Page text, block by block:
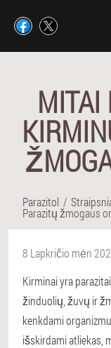
MITAI
Parazitol
Parazitų žmogaus
8 Lapkričio mėn
Kirminai yra
žinduolių, žuvų ir
kenkdami
išskirdami atliekas,